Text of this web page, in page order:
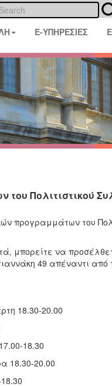
E-ΥΠΗΡΕΣΙΕΣ
Πολιτιστικού
προγραμμάτων του
μπορείτε να
49 απέναντι από
18.30-20.00
18.30
18.30-20.00